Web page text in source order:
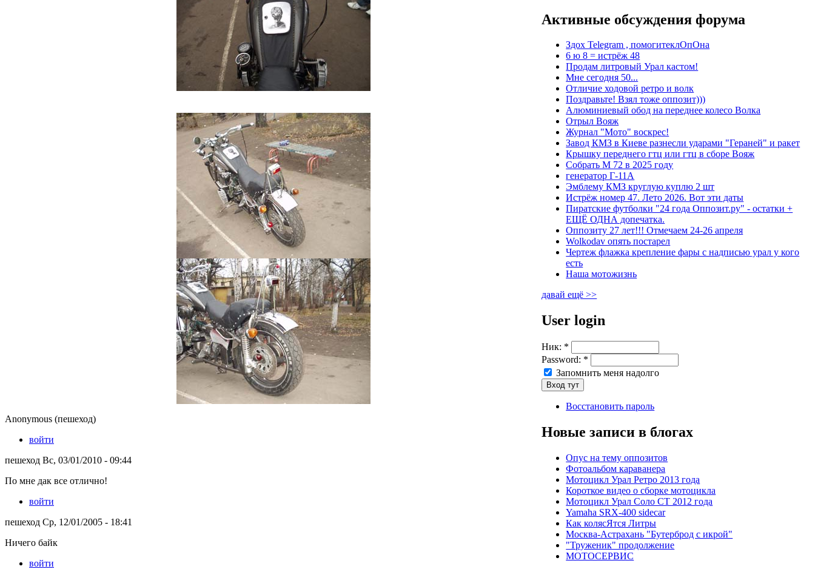
Anonymous (пешеход)
войти
пешеход Вс, 03/01/2010 - 09:44
По мне дак все отлично!
войти
пешеход Ср, 12/01/2005 - 18:41
Ничего байк
войти
Активные обсуждения форума
Здох Telegram , помогитеклОпОна
6 ю 8 = истрёж 48
Продам литровый Урал кастом!
Мне сегодня 50...
Отличие ходовой ретро и волк
Поздравьте! Взял тоже оппозит)))
Алюминиевый обод на переднее колесо Волка
Отрыл Вояж
Журнал "Мото" воскрес!
Завод КМЗ в Киеве разнесли ударами "Гераней" и ракет
Крышку переднего гтц или гтц в сборе Вояж
Собрать М 72 в 2025 году
генератор Г-11А
Эмблему КМЗ круглую куплю 2 шт
Истрёж номер 47. Лето 2026. Вот эти даты
Пиратские футболки "24 года Оппозит.ру" - остатки +
ЕЩЁ ОДНА допечатка.
Оппозиту 27 лет!!! Отмечаем 24-26 апреля
Wolkodav опять постарел
Чертеж флажка крепление фары с надписью урал у кого
есть
Наша мотожизнь
давай ещё >>
User login
Ник: *
Password: *
Запомнить меня надолго
Восстановить пароль
Новые записи в блогах
Опус на тему оппозитов
Фотоальбом караванера
Мотоцикл Урал Ретро 2013 года
Короткое видео о сборке мотоцикла
Мотоцикл Урал Соло СТ 2012 года
Yamaha SRX-400 sidecar
Как колясЯтся Литры
Москва-Астрахань "Бутерброд с икрой"
"Труженик" продолжение
МОТОСЕРВИС